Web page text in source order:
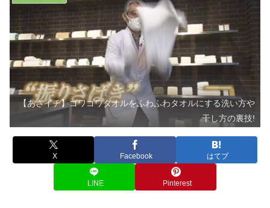
【あさイチ】ゴワゴワタオルをふわふわタオルにする洗い方や
干し方の裏技!
X Facebook はてブ
LINE Pinterest